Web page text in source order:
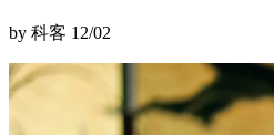
by 科客 12/02